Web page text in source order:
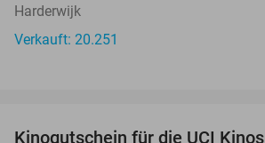
Harderwijk
Verkauft: 20.251
Kinogutschein für die UCI Kinos